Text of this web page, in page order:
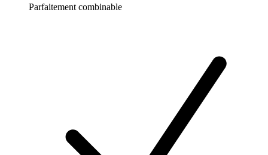
Parfaitement combinable